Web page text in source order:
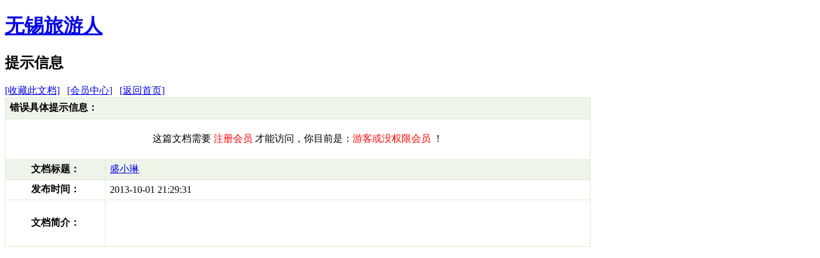
无锡旅游人
提示信息
[收藏此文档] [会员中心]
[返回首页]
错误具体提示信息：
这篇文档需要 注册会员 才能访问，你目前是： 游客或没权限会员 ！
文档标题：
盛小琳
发布时间：
2013-10-01 21:29:31
文档简介：